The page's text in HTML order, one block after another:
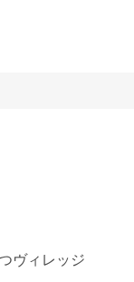
ヴィレッジ